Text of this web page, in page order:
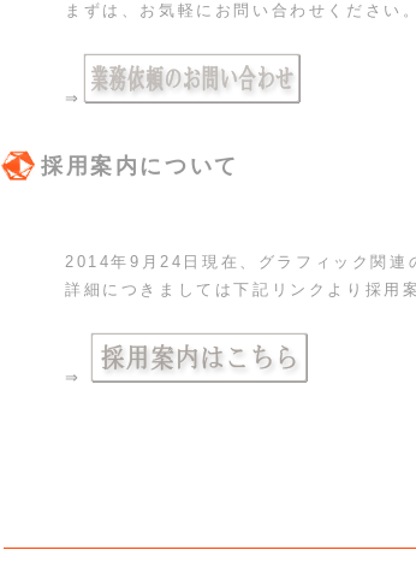
まずは、お気軽にお問い合わせください。
⇒
採用案内について
2014年9月24日現在、グラフィック関連
詳細につきましては下記リンクより採用
⇒